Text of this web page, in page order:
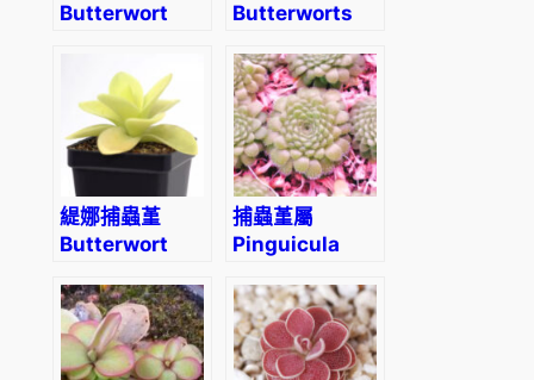
Butterwort
‘Sethos’)
Butterworts
rotundiflora)
緹娜捕蟲堇
Butterwort
Tina) (直徑3-
5cm)
捕蟲堇屬
Pinguicula
gypsicola
(Butterwort)